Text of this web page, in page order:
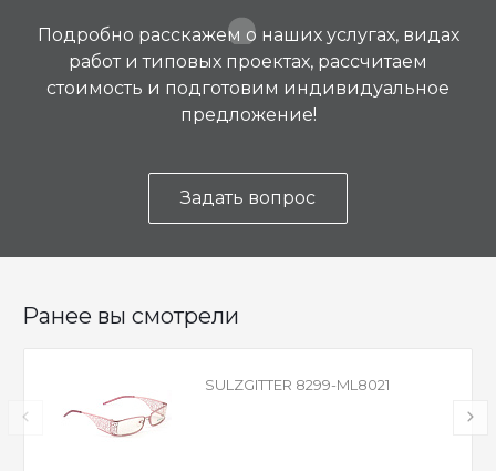
Подробно расскажем о наших услугах, видах
работ и типовых проектах, рассчитаем
стоимость и подготовим индивидуальное
предложение!
Задать вопрос
Ранее вы смотрели
SULZGITTER 8299-ML8021